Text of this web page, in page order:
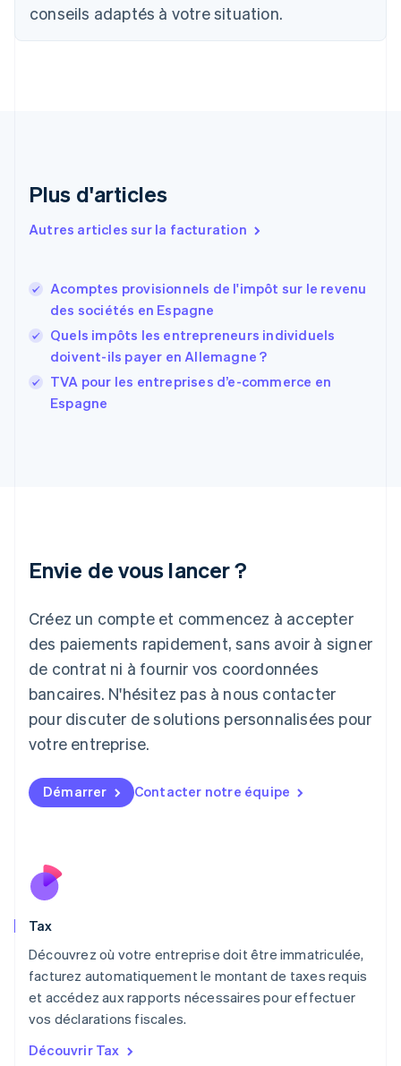
conseils adaptés à votre situation.
Plus d'articles
Autres articles sur la facturation
Acomptes provisionnels de l'impôt sur le revenu
des sociétés en Espagne
Quels impôts les entrepreneurs individuels
doivent-ils payer en Allemagne ?
TVA pour les entreprises d’e-commerce en
Espagne
Envie de vous lancer ?
Créez un compte et commencez à accepter
des paiements rapidement, sans avoir à signer
de contrat ni à fournir vos coordonnées
bancaires. N'hésitez pas à nous contacter
pour discuter de solutions personnalisées pour
votre entreprise.
Démarrer Contacter notre équipe
Tax
Découvrez où votre entreprise doit être immatriculée,
facturez automatiquement le montant de taxes requis
et accédez aux rapports nécessaires pour effectuer
vos déclarations fiscales.
Découvrir Tax
English Français
Chine continentale
English
Espagne
États-Unis
EnglishEspañol简体中文
Finlande
English Svenska
FrançaisEnglish
Gibraltar
English
Italie
Japon
日本語
Lettonie
English
Liechtenstein
DeutschEnglish
English
FrançaisDeutschEnglish
Malaisie
Mexique
Español
Nouvelle-Zélande
Pays-Bas
NederlandsEnglish
Pologne
Portugal